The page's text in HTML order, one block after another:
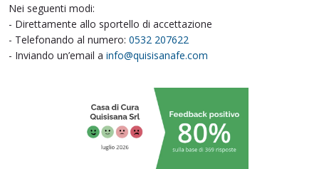
Nei seguenti modi:
- Direttamente allo sportello di accettazione
- Telefonando al numero: 0532 207622
- Inviando un’email a info@quisisanafe.com